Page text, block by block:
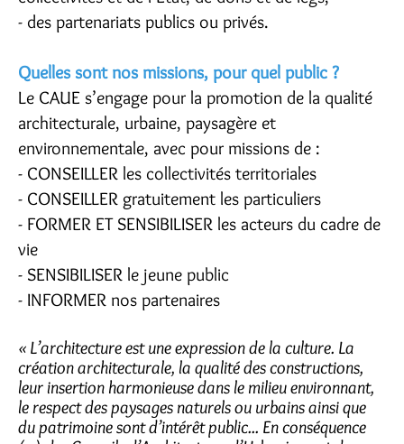
- des partenariats publics ou privés.
Quelles sont nos missions, pour quel public ?
Le CAUE s’engage pour la promotion de la qualité
architecturale, urbaine, paysagère et
environnementale, avec pour missions de :
- CONSEILLER les collectivités territoriales
- CONSEILLER gratuitement les particuliers
- FORMER ET SENSIBILISER les acteurs du cadre de
vie
- SENSIBILISER le jeune public
- INFORMER nos partenaires
« L’architecture est une expression de la culture. La
création architecturale, la qualité des constructions,
leur insertion harmonieuse dans le milieu environnant,
le respect des paysages naturels ou urbains ainsi que
du patrimoine sont d’intérêt public... En conséquence